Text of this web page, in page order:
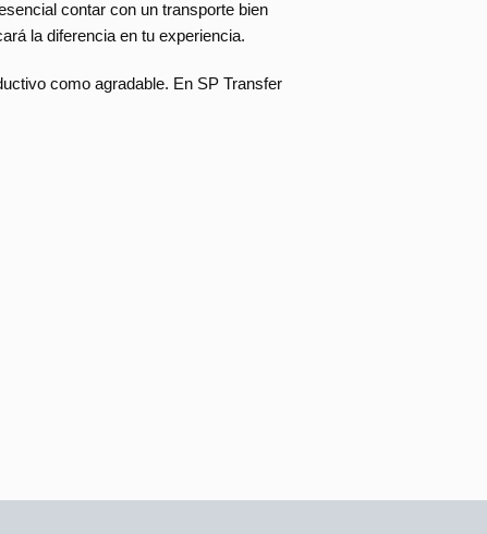
contar con un transporte bien
la diferencia en tu experiencia.
como agradable. En SP Transfer